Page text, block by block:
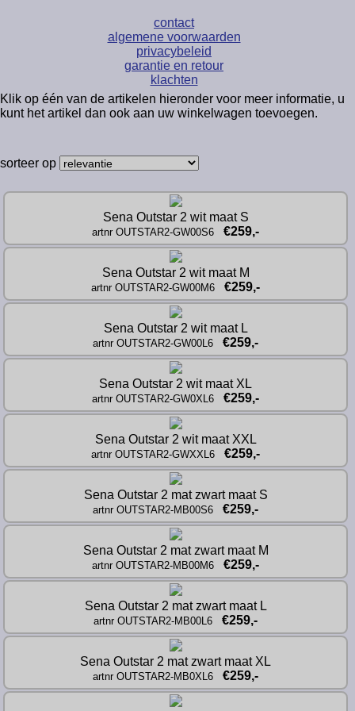
contact
algemene voorwaarden
privacybeleid
garantie en retour
klachten
Klik op één van de artikelen hieronder voor meer informatie, u
kunt het artikel dan ook aan uw winkelwagen toevoegen.
sorteer op
Sena Outstar 2 wit maat S
artnr OUTSTAR2-GW00S6 €259,-
Sena Outstar 2 wit maat M
artnr OUTSTAR2-GW00M6 €259,-
Sena Outstar 2 wit maat L
artnr OUTSTAR2-GW00L6 €259,-
Sena Outstar 2 wit maat XL
artnr OUTSTAR2-GW0XL6 €259,-
Sena Outstar 2 wit maat XXL
artnr OUTSTAR2-GWXXL6 €259,-
Sena Outstar 2 mat zwart maat S
artnr OUTSTAR2-MB00S6 €259,-
Sena Outstar 2 mat zwart maat M
artnr OUTSTAR2-MB00M6 €259,-
Sena Outstar 2 mat zwart maat L
artnr OUTSTAR2-MB00L6 €259,-
Sena Outstar 2 mat zwart maat XL
artnr OUTSTAR2-MB0XL6 €259,-